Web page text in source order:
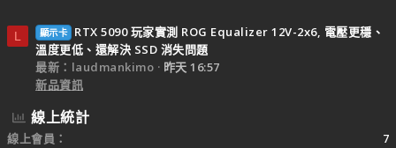
L 顯示卡
RTX 5090 玩家實測 ROG Equalizer 12V-2x6, 電壓更穩、
溫度更低、還解決 SSD 消失問題
最新：laudmankimo
昨天 16:57
新品資訊
線上統計
線上會員
7